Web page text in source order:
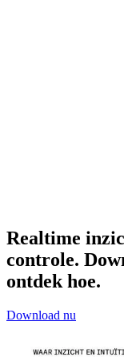
Realtime
controle.
ontdek hoe.
Download nu